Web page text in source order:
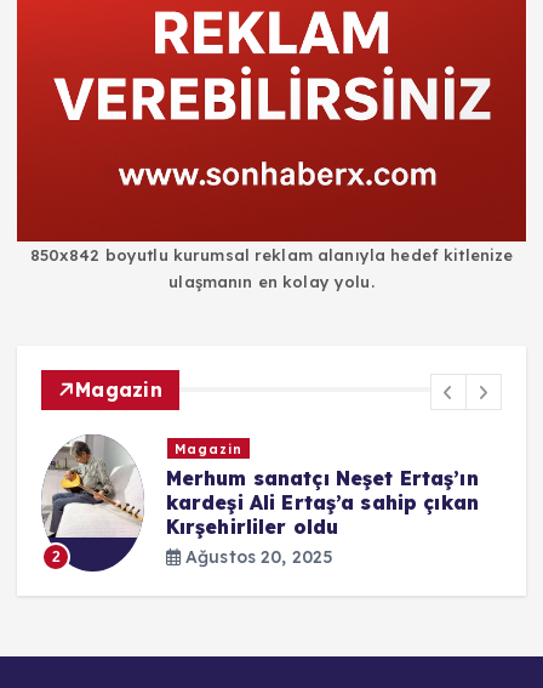
850x842 boyutlu kurumsal reklam alanıyla hedef kitlenize
ulaşmanın en kolay yolu.
Magazin
2
Magazin
Merhum sanatçı Neşet Ertaş’ın
kardeşi Ali Ertaş’a sahip çıkan
Kırşehirliler oldu
Ağustos 20, 2025